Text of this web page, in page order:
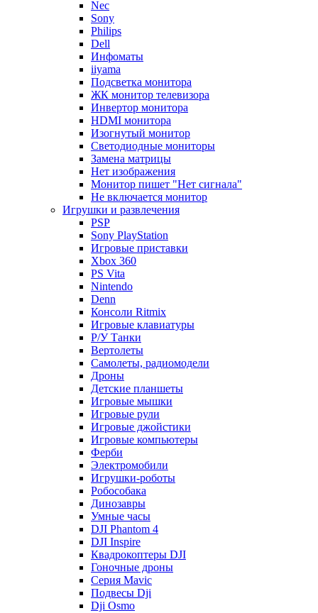
Nec
Sony
Philips
Dell
Инфоматы
iiyama
Подсветка монитора
ЖК монитор телевизора
Инвертор монитора
HDMI монитора
Изогнутый монитор
Светодиодные мониторы
Замена матрицы
Нет изображения
Монитор пишет "Нет сигнала"
Не включается монитор
Игрушки и развлечения
PSP
Sony PlayStation
Игровые приставки
Xbox 360
PS Vita
Nintendo
Denn
Консоли Ritmix
Игровые клавиатуры
Р/У Танки
Вертолеты
Самолеты, радиомодели
Дроны
Детские планшеты
Игровые мышки
Игровые рули
Игровые джойстики
Игровые компьютеры
Ферби
Электромобили
Игрушки-роботы
Робособака
Динозавры
Умные часы
DJI Phantom 4
DJI Inspire
Квадрокоптеры DJI
Гоночные дроны
Серия Mavic
Подвесы Dji
Dji Osmo